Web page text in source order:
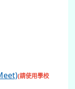
(請使用學校